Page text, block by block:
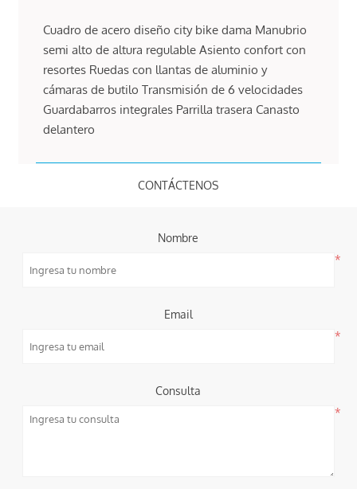
Cuadro de acero diseño city bike dama Manubrio
semi alto de altura regulable Asiento confort con
resortes Ruedas con llantas de aluminio y
cámaras de butilo Transmisión de 6 velocidades
Guardabarros integrales Parrilla trasera Canasto
delantero
CONTÁCTENOS
Nombre
*
Email
*
Consulta
*